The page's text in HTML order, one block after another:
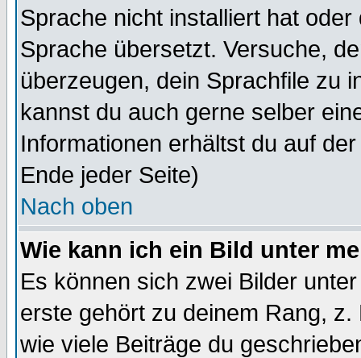
Sprache nicht installiert hat
Sprache übersetzt. Versuche,
überzeugen, dein Sprachfile zu
kannst du auch gerne selber
Informationen erhältst du auf
Ende jeder Seite)
Nach oben
Wie kann ich ein Bild unter
Es können sich zwei Bilder
erste gehört zu deinem Rang,
wie viele Beiträge du